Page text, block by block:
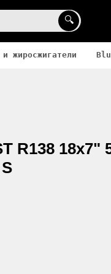
🔍
жиросжигатели
R138 18x7"